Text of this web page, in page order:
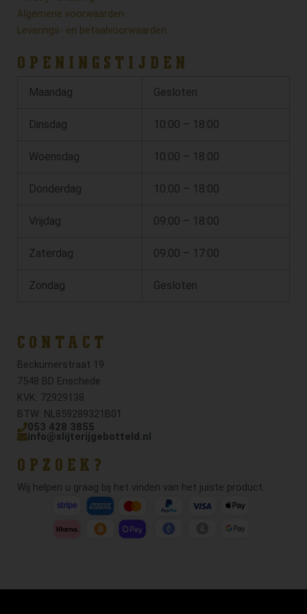
Algemene voorwaarden
Leverings- en betaalvoorwaarden
OPENINGSTIJDEN
Maandag Gesloten
Dinsdag 10:00 – 18:00
Woensdag 10:00 – 18:00
Donderdag 10:00 – 18:00
Vrijdag 09:00 – 18:00
Zaterdag 09:00 – 17:00
Zondag Gesloten
CONTACT
Beckumerstraat 19
7548 BD Enschede
KVK: 72929138
BTW: NL859289321B01
053 428 3855
info@slijterijgebotteld.nl
OPZOEK?
Wij helpen u graag bij het vinden van het juiste product.